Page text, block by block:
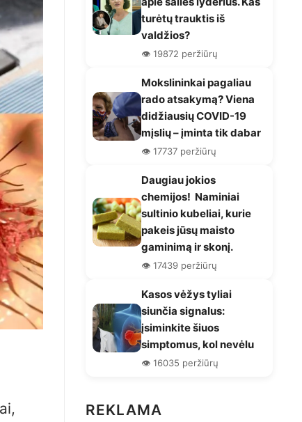
turėtų trauktis iš
valdžios?
👁️ 19872 peržiūrų
Mokslininkai pagaliau
rado atsakymą? Viena
didžiausių COVID-19
mįslių – įminta tik dabar
👁️ 17737 peržiūrų
Daugiau jokios
chemijos! Naminiai
sultinio kubeliai, kurie
pakeis jūsų maisto
gaminimą ir skonį.
👁️ 17439 peržiūrų
Kasos vėžys tyliai
siunčia signalus:
įsiminkite šiuos
simptomus, kol nevėlu
👁️ 16035 peržiūrų
REKLAMA